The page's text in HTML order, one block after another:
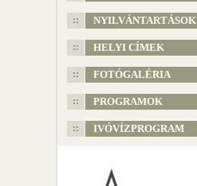
NYILVÁNTARTÁSOK
HELYI CÍMEK
FOTÓGALÉRIA
PROGRAMOK
IVÓVÍZPROGRAM